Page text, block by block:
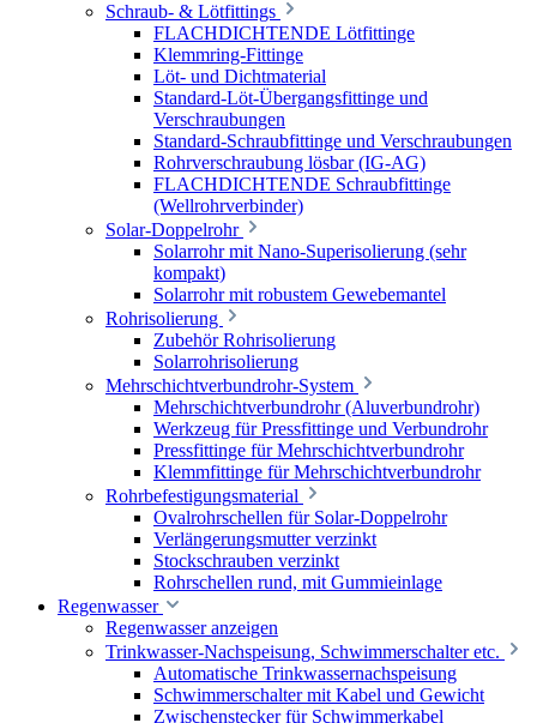
Schraub- & Lötfittings
FLACHDICHTENDE Lötfittinge
Klemmring-Fittinge
Löt- und Dichtmaterial
Standard-Löt-Übergangsfittinge und
Verschraubungen
Standard-Schraubfittinge und Verschraubungen
Rohrverschraubung lösbar (IG-AG)
FLACHDICHTENDE Schraubfittinge
(Wellrohrverbinder)
Solar-Doppelrohr
Solarrohr mit Nano-Superisolierung (sehr
kompakt)
Solarrohr mit robustem Gewebemantel
Rohrisolierung
Zubehör Rohrisolierung
Solarrohrisolierung
Mehrschichtverbundrohr-System
Mehrschichtverbundrohr (Aluverbundrohr)
Werkzeug für Pressfittinge und Verbundrohr
Pressfittinge für Mehrschichtverbundrohr
Klemmfittinge für Mehrschichtverbundrohr
Rohrbefestigungsmaterial
Ovalrohrschellen für Solar-Doppelrohr
Verlängerungsmutter verzinkt
Stockschrauben verzinkt
Rohrschellen rund, mit Gummieinlage
Regenwasser
Regenwasser anzeigen
Trinkwasser-Nachspeisung, Schwimmerschalter etc.
Automatische Trinkwassernachspeisung
Schwimmerschalter mit Kabel und Gewicht
Zwischenstecker für Schwimmerkabel